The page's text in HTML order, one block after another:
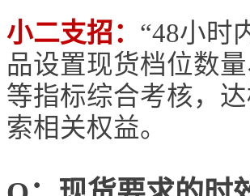
小二支招： “48小时
品设置现货档位数
等指标综合考核，
索相关权益。